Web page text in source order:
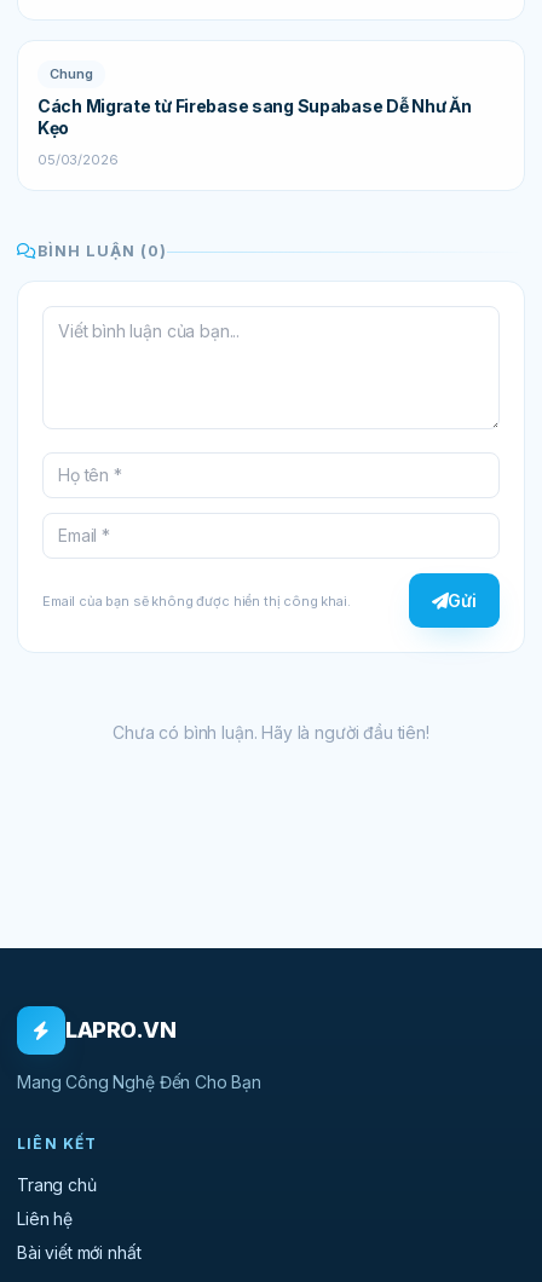
Chung
Cách Migrate từ Firebase sang Supabase Dễ Như Ăn
Kẹo
05/03/2026
BÌNH LUẬN (0)
Email của bạn sẽ không được hiển thị công khai. Gửi
Chưa có bình luận. Hãy là người đầu tiên!
LAPRO.VN
Mang Công Nghệ Đến Cho Bạn
LIÊN KẾT
Trang chủ
Liên hệ
Bài viết mới nhất